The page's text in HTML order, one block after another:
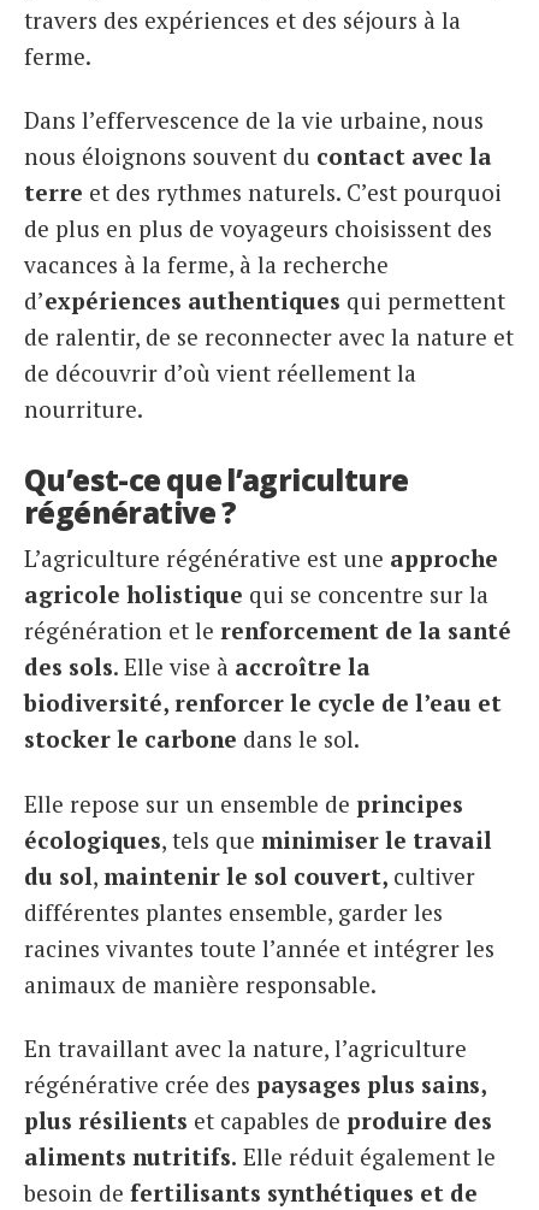
travers des expériences et des séjours à la
ferme.
Dans l’effervescence de la vie urbaine, nous
nous éloignons souvent du contact avec la
terre et des rythmes naturels. C’est pourquoi
de plus en plus de voyageurs choisissent des
vacances à la ferme, à la recherche
d’expériences authentiques qui permettent
de ralentir, de se reconnecter avec la nature et
de découvrir d’où vient réellement la
nourriture.
Qu’est-ce que l’agriculture
régénérative ?
L’agriculture régénérative est une approche
agricole holistique qui se concentre sur la
régénération et le renforcement de la santé
des sols. Elle vise à accroître la
biodiversité, renforcer le cycle de l’eau et
stocker le carbone dans le sol.
Elle repose sur un ensemble de principes
écologiques, tels que minimiser le travail
du sol, maintenir le sol couvert, cultiver
différentes plantes ensemble, garder les
racines vivantes toute l’année et intégrer les
animaux de manière responsable.
En travaillant avec la nature, l’agriculture
régénérative crée des paysages plus sains,
plus résilients et capables de produire des
aliments nutritifs. Elle réduit également le
besoin de fertilisants synthétiques et de